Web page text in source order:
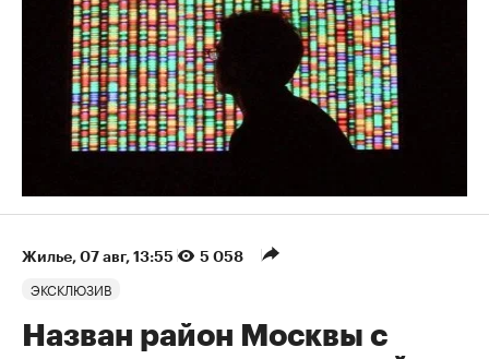
Жилье⁠, 07 авг, 13:55 5 058
ЭКСКЛЮЗИВ
Назван район Москвы с